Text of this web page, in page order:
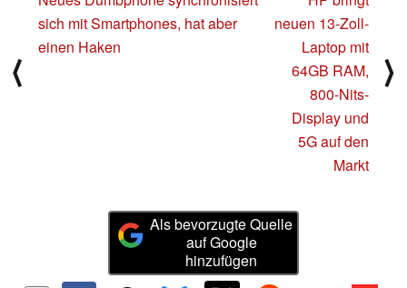
⟨
sich mit Smartphones, hat aber
einen Haken
neuen 13-Zoll-
Laptop mit
64GB RAM,
800-Nits-
Display und
5G auf den
Markt
⟩
Als bevorzugte Quelle
auf Google
hinzufügen